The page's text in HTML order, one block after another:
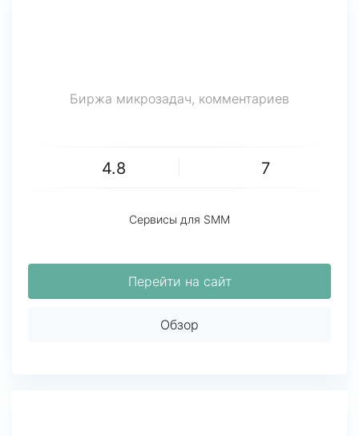
Биржа микрозадач, комментариев
4.8 7
Сервисы для SMM
Перейти на сайт
Обзор